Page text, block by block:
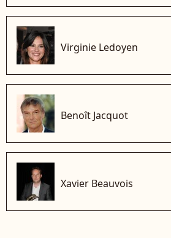
Virginie Ledoyen
Benoît Jacquot
Xavier Beauvois